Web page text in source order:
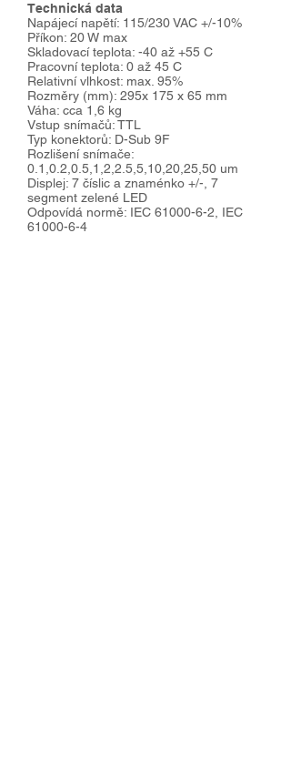
Technická data
Napájecí napětí: 115/230 VAC +/-10%
Příkon: 20 W max
Skladovací teplota: -40 až +55 C
Pracovní teplota: 0 až 45 C
Relativní vlhkost: max. 95%
Rozměry (mm): 295x 175 x 65 mm
Váha: cca 1,6 kg
Vstup snímačů: TTL
Typ konektorů: D-Sub 9F
Rozlišení snímače:
0.1,0.2,0.5,1,2,2.5,5,10,20,25,50 um
Displej: 7 číslic a znaménko +/-, 7
segment zelené LED
Odpovídá normě: IEC 61000-6-2 , IEC
61000-6-4